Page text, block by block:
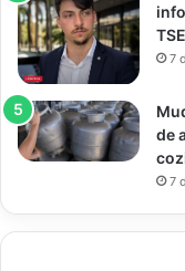
TSE
7
de
7